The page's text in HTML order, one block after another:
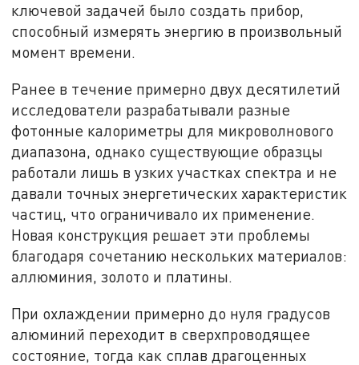
ключевой задачей было создать прибор,
способный измерять энергию в произвольный
момент времени.
Ранее в течение примерно двух десятилетий
исследователи разрабатывали разные
фотонные калориметры для микроволнового
диапазона, однако существующие образцы
работали лишь в узких участках спектра и не
давали точных энергетических характеристик
частиц, что ограничивало их применение.
Новая конструкция решает эти проблемы
благодаря сочетанию нескольких материалов:
аллюминия, золото и платины.
При охлаждении примерно до нуля градусов
алюминий переходит в сверхпроводящее
состояние, тогда как сплав драгоценных